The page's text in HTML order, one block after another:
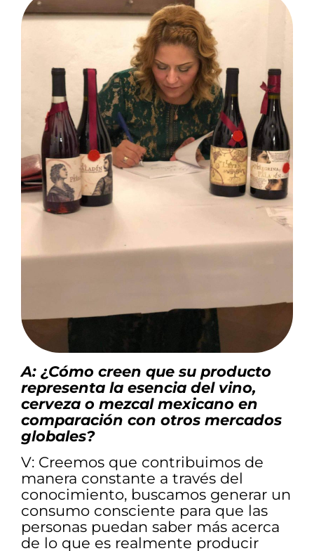
A: ¿Cómo creen que su producto
representa la esencia del vino,
cerveza o mezcal mexicano en
comparación con otros mercados
globales?
V: Creemos que contribuimos de
manera constante a través del
conocimiento, buscamos generar un
consumo consciente para que las
personas puedan saber más acerca
de lo que es realmente producir